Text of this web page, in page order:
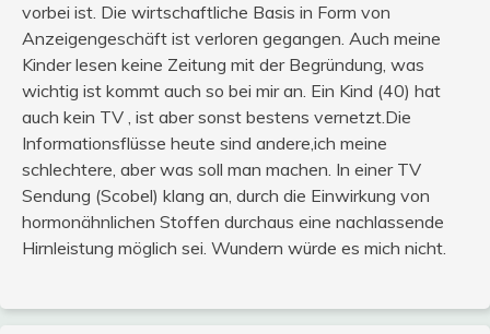
vorbei ist. Die wirtschaftliche Basis in Form von
Anzeigengeschäft ist verloren gegangen. Auch meine
Kinder lesen keine Zeitung mit der Begründung, was
wichtig ist kommt auch so bei mir an. Ein Kind (40) hat
auch kein TV , ist aber sonst bestens vernetzt.Die
Informationsflüsse heute sind andere,ich meine
schlechtere, aber was soll man machen. In einer TV
Sendung (Scobel) klang an, durch die Einwirkung von
hormonähnlichen Stoffen durchaus eine nachlassende
Hirnleistung möglich sei. Wundern würde es mich nicht.